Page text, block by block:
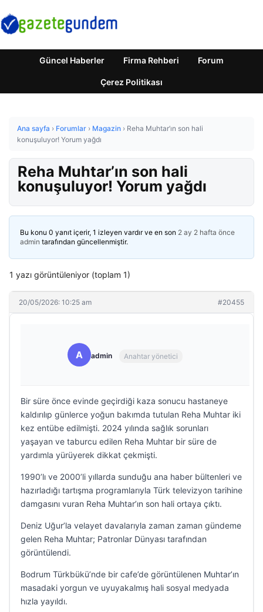
Güncel Haberler Firma Rehberi Forum
Çerez Politikası
Ana sayfa › Forumlar › Magazin › Reha Muhtar’ın son hali
konuşuluyor! Yorum yağdı
Reha Muhtar’ın son hali
konuşuluyor! Yorum yağdı
Bu konu 0 yanıt içerir, 1 izleyen vardır ve en son 2 ay 2 hafta önce
admin tarafından güncellenmiştir.
1 yazı görüntüleniyor (toplam 1)
20/05/2026: 10:25 am #20455
A admin Anahtar yönetici
Bir süre önce evinde geçirdiği kaza sonucu hastaneye
kaldırılıp günlerce yoğun bakımda tutulan Reha Muhtar iki
kez entübe edilmişti. 2024 yılında sağlık sorunları
yaşayan ve taburcu edilen Reha Muhtar bir süre de
yardımla yürüyerek dikkat çekmişti.
1990’lı ve 2000’li yıllarda sunduğu ana haber bültenleri ve
hazırladığı tartışma programlarıyla Türk televizyon tarihine
damgasını vuran Reha Muhtar’ın son hali ortaya çıktı.
Deniz Uğur’la velayet davalarıyla zaman zaman gündeme
gelen Reha Muhtar; Patronlar Dünyası tarafından
görüntülendi.
Bodrum Türkbükü’nde bir cafe’de görüntülenen Muhtar’ın
masadaki yorgun ve uyuyakalmış hali sosyal medyada
hızla yayıldı.